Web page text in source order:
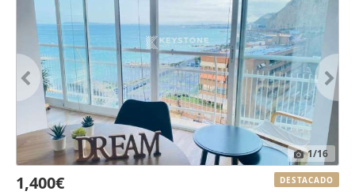
1/16
1,400€ DESTACADO